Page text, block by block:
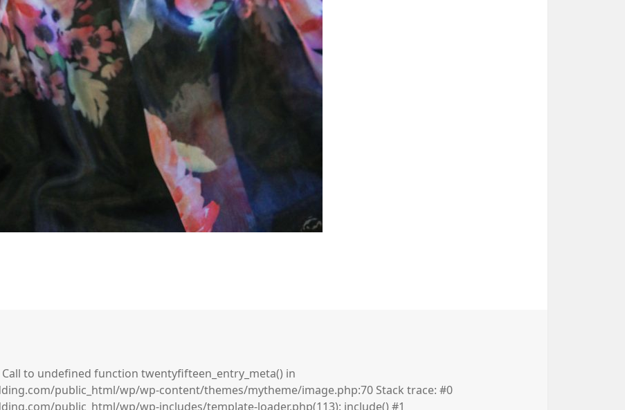
to undefined function twentyfifteen_entry_meta() in
public_html/wp/wp-content/themes/mytheme/image.php:70 Stack trace: #0
public_html/wp/wp-includes/template-loader.php(113): include() #1